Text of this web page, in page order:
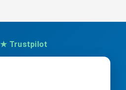
★ Trustpilot